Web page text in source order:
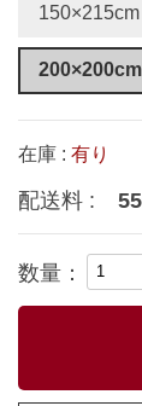
150×215cm
200×200cm
在庫 : 有り
配送料 :
数量：